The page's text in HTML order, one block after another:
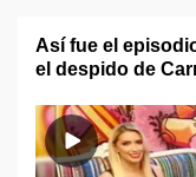
Así fue el
el despido de